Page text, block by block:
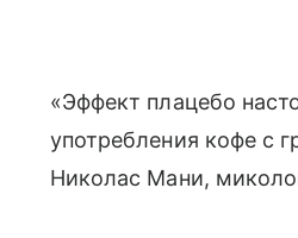
«Эффект плацебо
употребления кофе с
Николас Мани,